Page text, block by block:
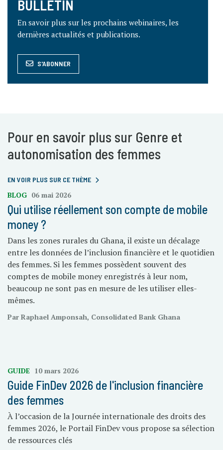
BULLETIN
En savoir plus sur les prochains webinaires, les
dernières actualités et publications.
S'ABONNER
Pour en savoir plus sur Genre et
autonomisation des femmes
EN VOIR PLUS SUR CE THÈME
BLOG 06 mai 2026
Qui utilise réellement son compte de mobile
money ?
Dans les zones rurales du Ghana, il existe un décalage
entre les données de l’inclusion financière et le quotidien
des femmes. Si les femmes possèdent souvent des
comptes de mobile money enregistrés à leur nom,
beaucoup ne sont pas en mesure de les utiliser elles-
mêmes.
Par Raphael Amponsah, Consolidated Bank Ghana
GUIDE 10 mars 2026
Guide FinDev 2026 de l'inclusion financière
des femmes
À l’occasion de la Journée internationale des droits des
femmes 2026, le Portail FinDev vous propose sa sélection
de ressources clés